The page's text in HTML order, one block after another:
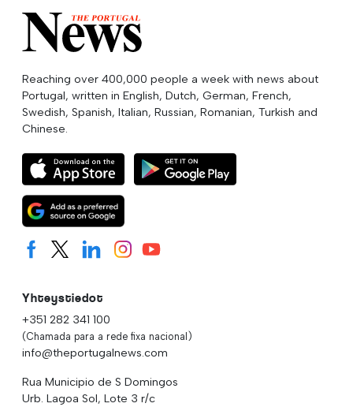
Reaching over 400,000 people a week with news about
Portugal, written in English, Dutch, German, French,
Swedish, Spanish, Italian, Russian, Romanian, Turkish and
Chinese.
Yhteystiedot
+351 282 341 100
(Chamada para a rede fixa nacional)
info@theportugalnews.com
Rua Municipio de S Domingos
Urb. Lagoa Sol, Lote 3 r/c